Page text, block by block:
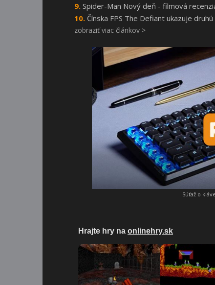
Spider-Man Nový deň - filmová
Čínska FPS The Defiant ukazuje
zobraziť viac článkov >
Súťaž o